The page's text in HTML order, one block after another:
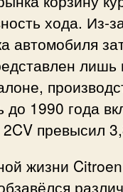
хода. Из-
автомобиля
лишь
1990 года
превысил
жизни